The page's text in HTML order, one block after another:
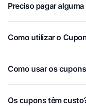
Preciso pagar
Como utilizar o
Como usar os
Os cupons têm